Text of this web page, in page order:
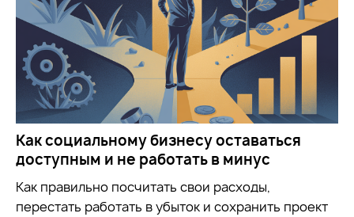
Как социальному бизнесу оставаться
доступным и не работать в минус
Как правильно посчитать свои расходы,
перестать работать в убыток и сохранить проект